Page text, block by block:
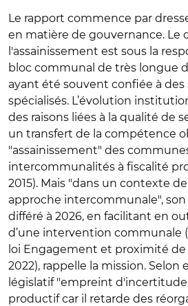
Le rapport commence par
en matière de gouvernance. Le
l'assainissement est sous la
bloc communal de très longue
ayant été souvent confiée à des
spécialisés. L’évolution
des raisons liées à la qualité de
un transfert de la compétence
"assainissement" des
intercommunalités à fiscalité
2015). Mais "dans un contexte
approche intercommunale",
différé à 2026, en facilitant en
d’une intervention communale
loi Engagement et proximité de
2022), rappelle la mission. Selon
législatif "empreint
productif car il retarde des